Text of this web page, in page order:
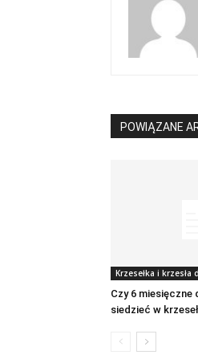
POWIĄZANE
Krzesełka i krzesła
Czy 6 miesięczne
siedzieć w